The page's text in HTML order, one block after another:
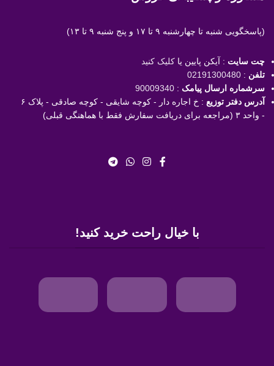
(پاسخگویی شنبه تا چهارشنبه ۹ تا ۱۷ و پنج شنبه ۹ تا ۱۳)
چت سایت : آیکن پایین یا کلیک کنید
تلفن :
02191300480
سرشماره ارسال پیامک :
90009340
آدرس دفتر توزیع
: خ اجاره دار - کوچه شایقی - کوچه صادقی - پلاک ۶
- واحد ۳ (مراجعه برای دریافت سفارش فقط با هماهنگی قبلی)
با خیال راحت خرید کنید!